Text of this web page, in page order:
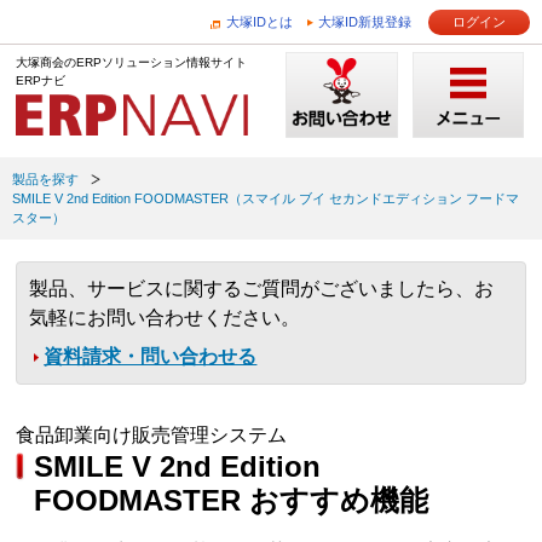
大塚IDとは 大塚ID新規登録 ログイン
大塚商会のERPソリューション情報サイト
ERPナビ
製品を探す
SMILE V 2nd Edition FOODMASTER（スマイル ブイ セカンドエディション フードマ
スター）
製品、サービスに関するご質問がございましたら、お
気軽にお問い合わせください。
資料請求・問い合わせる
食品卸業向け販売管理システム
SMILE V 2nd Edition
FOODMASTER おすすめ機能